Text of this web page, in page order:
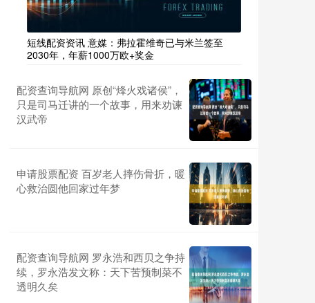
短线配资资讯 意媒：弗拉霍维奇已与米兰签至
2030年，年薪1000万欧+奖金
配资查询导航网 原创“烽火戏诸侯”，
只是司马迁讲的一个故事，用来劝谏
汉武帝
申请股票配资 百岁老人摔伤骨折，暖
心救治圆他回家过年梦
配资查询导航网 罗永浩和西贝之争持
续，罗永浩发文称：天下苦预制菜不
透明久矣